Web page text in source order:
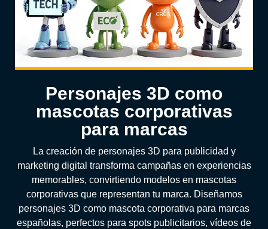
Personajes 3D como
mascotas corporativas
para marcas
La creación de personajes 3D para publicidad y
marketing digital transforma campañas en experiencias
memorables, convirtiendo modelos en mascotas
corporativas que representan tu marca. Diseñamos
personajes 3D como mascota corporativa para marcas
españolas, perfectos para spots publicitarios, vídeos de